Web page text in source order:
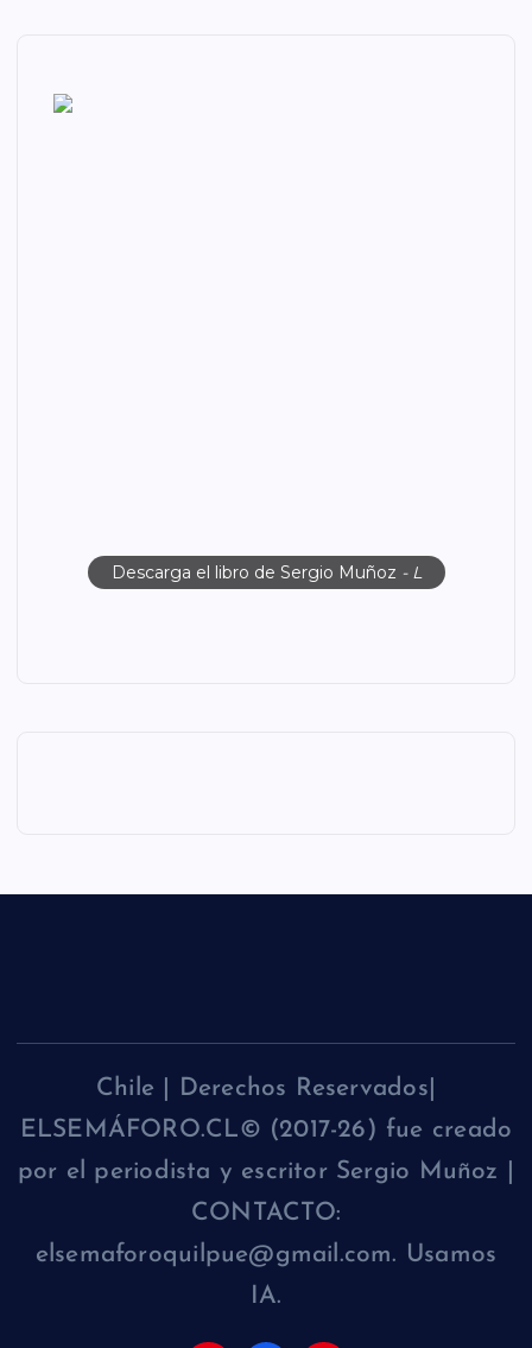
Descarga el libro de Sergio Muñoz - L
Chile | Derechos Reservados|
ELSEMÁFORO.CL© (2017-26) fue creado
por el periodista y escritor Sergio Muñoz |
CONTACTO:
elsemaforoquilpue@gmail.com. Usamos
IA.